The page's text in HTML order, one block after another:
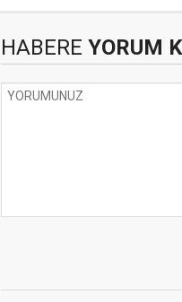
HABERE YORUM